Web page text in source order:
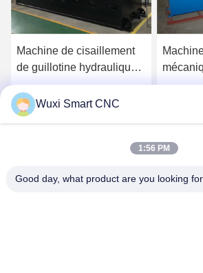
Machine de cisaillement
de guillotine hydraulique
de tôle
Obtenez le meilleur prix
Wuxi Smart CNC
1:56 PM
Good day, what product are you looking